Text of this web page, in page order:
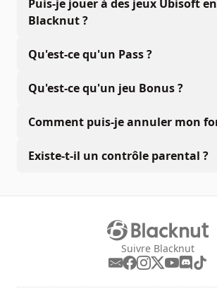
Puis-je jouer à des jeux Ubisoft
Blacknut ?
Qu'est-ce qu'un Pass ?
Qu'est-ce qu'un jeu Bonus ?
Comment puis-je annuler mon
Existe-t-il un contrôle parental ?
Suivre Blacknut